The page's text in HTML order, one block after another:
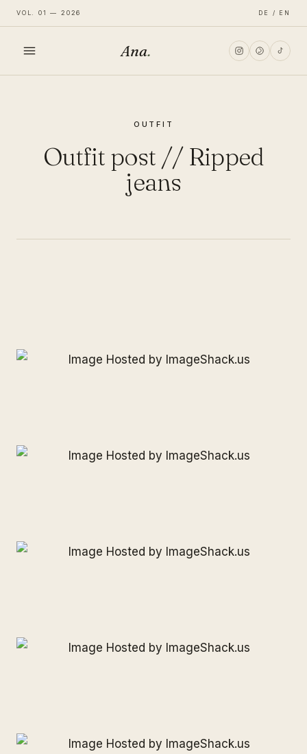
VOL. 01 — 2026 DE / EN
Ana.
OUTFIT
Outfit post // Ripped
jeans